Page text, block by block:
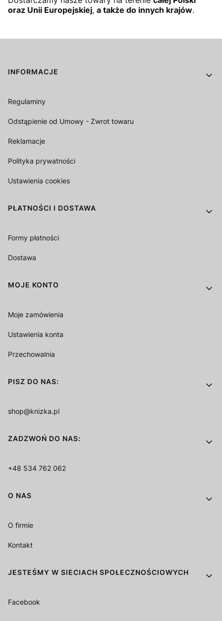
oraz Unii Europejskiej, a także do innych krajów.
Linki w stopce
INFORMACJE
Regulaminy
Odstąpienie od Umowy - Zwrot towaru
Reklamacje
Polityka prywatności
Ustawienia cookies
PŁATNOŚCI I DOSTAWA
Formy płatności
Dostawa
MOJE KONTO
Moje zamówienia
Ustawienia konta
Przechowalnia
PISZ DO NAS:
shop@knizka.pl
ZADZWOŃ DO NAS:
+48 534 762 062
O NAS
O firmie
Kontakt
JESTEŚMY W SIECIACH SPOŁECZNOŚCIOWYCH
Facebook